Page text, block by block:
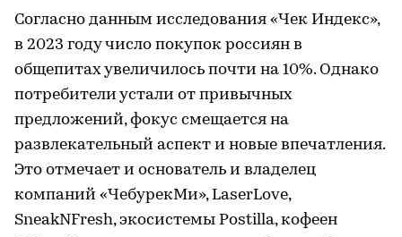
Согласно данным исследования «Чек Индекс»,
в 2023 году число покупок россиян в
общепитах увеличилось почти на 10%. Однако
потребители устали от привычных
предложений, фокус смещается на
развлекательный аспект и новые впечатления.
Это отмечает и основатель и владелец
компаний «ЧебурекМи», LaserLove,
SneakNFresh, экосистемы Postilla, кофеен